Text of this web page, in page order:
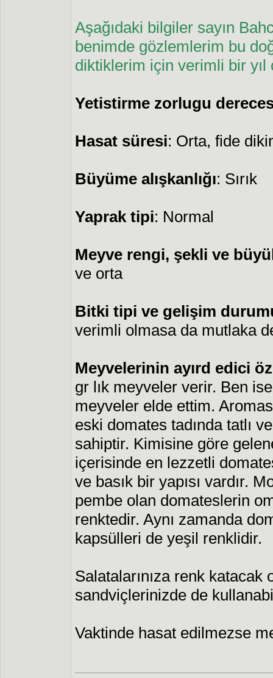
Aşağıdaki bilgiler sayın
benimde gözlemlerim bu
diktiklerim için verimli bir
Yetistirme zorlugu
Hasat süresi: Orta, fide
Büyüme alışkanlığı: Sırık
Yaprak tipi: Normal
Meyve rengi, şekli ve
ve orta
Bitki tipi ve gelişim
verimli olmasa da mutlaka
Meyvelerinin ayırd edici
gr lık meyveler verir. Ben
meyveler elde ettim.
eski domates tadında tatlı
sahiptir. Kimisine göre
içerisinde en lezzetli
ve basık bir yapısı vardır.
pembe olan domateslerin
renktedir. Aynı zamanda
kapsülleri de yeşil renklidir.
Salatalarınıza renk
sandviçlerinizde de
Vaktinde hasat edilmezse